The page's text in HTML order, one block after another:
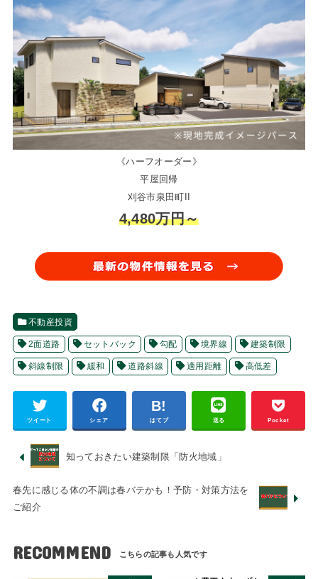
《ハーフオーダー》
平屋回帰
刈谷市泉田町II
4,480万円～
不動産投資
2面道路 セットバック 勾配 境界線 建築制限
斜線制限 緩和 道路斜線 適用距離 高低差
ツイート シェア はてブ 送る Pocket
知っておきたい建築制限「防火地域」
春先に感じる体の不調は春バテかも！予防・対策方法を
ご紹介
RECOMMEND